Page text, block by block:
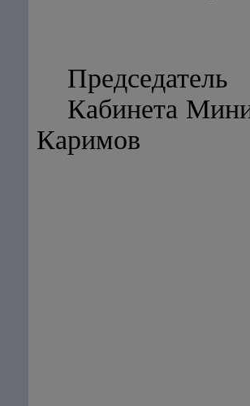
Председатель
Каримов